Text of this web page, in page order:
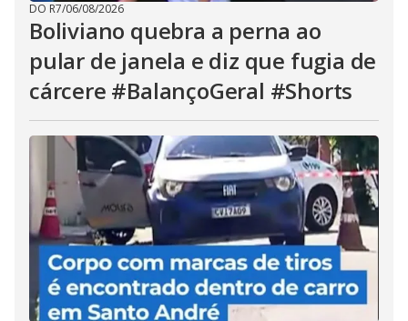
DO R7/06/08/2026
Boliviano quebra a perna ao
pular de janela e diz que fugia de
cárcere #BalançoGeral #Shorts